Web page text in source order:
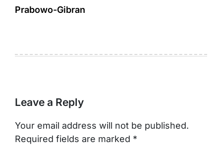
Prabowo-Gibran
Leave a Reply
Your email address will not be published.
Required fields are marked *